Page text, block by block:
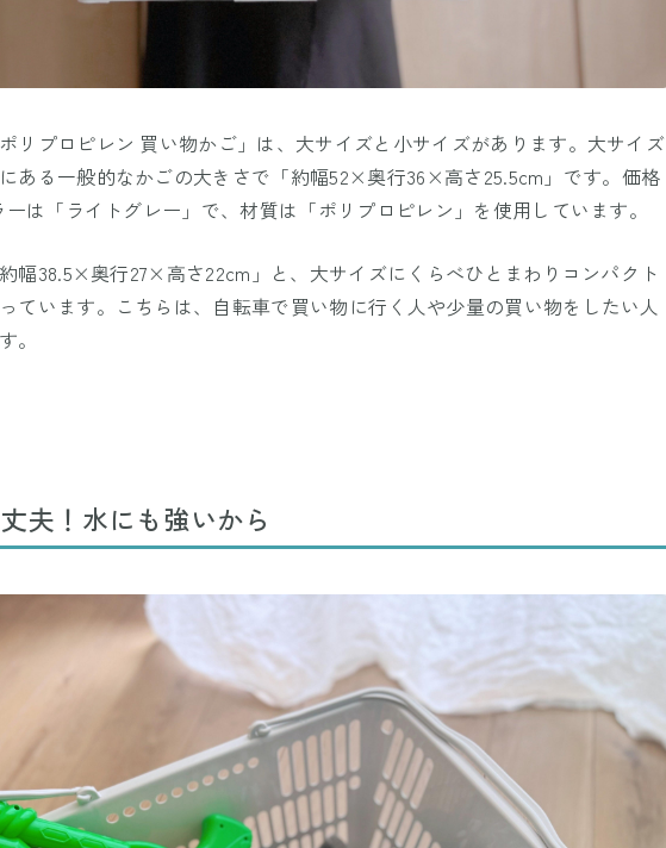
リプロピレン 買い物かご」は、大サイズと小サイズがあります。大サイズ
ある一般的なかごの大きさで「約幅52×奥行36×高さ25.5cm」です。価格
ーは「ライトグレー」で、材質は「ポリプロピレン」を使用しています。
幅38.5×奥行27×高さ22cm」と、大サイズにくらべひとまわりコンパクト
ています。こちらは、自転車で買い物に行く人や少量の買い物をしたい人
。
夫！水にも強いから